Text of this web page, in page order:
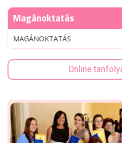
Magánoktatás
MAGÁNOKTATÁS
Online